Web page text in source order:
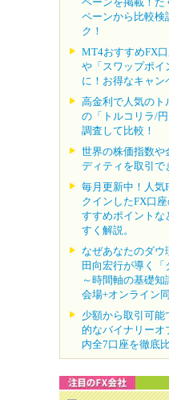
ペーンから比較検
ク！
MT4おすすめFX
や「スワップポイ
に！お得なキャン
高金利で人気のト
の「トルコリラ/
調査して比較！
世界の株価指数や
ディティを取引で
毎月更新中！人気
クインしたFX口
すすめポイントな
すく解説。
なぜあなたのダウ
田向宏行が導く「
～時間軸の基礎知
会場+オンライン
少額から取引可能
的なバイナリーオ
内全7口座を徹底比